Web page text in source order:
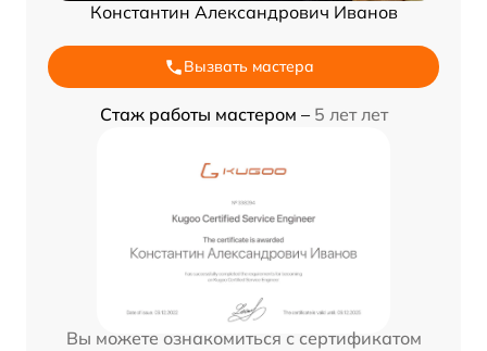
Константин Александрович Иванов
Вызвать мастера
Стаж работы мастером – 5 лет лет
Вы можете ознакомиться с сертификатом